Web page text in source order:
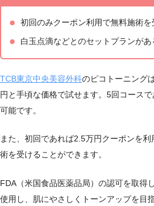
女性
心斎橋院
JR大阪メトロ御堂筋線
徒歩1分
歩6分
なんば院
南海なんば駅より
大阪メトロ御堂筋線 な
天王寺院
JR天王寺駅中央改札
大阪メトロ御堂筋線 天
近鉄大阪阿部野橋駅
OsakaMetro（大阪メト
初回のみクーポン利用で無料施術を
白玉点滴などとのセットプランがあ
TCB東京中央美容外科のピコトーニング
円と手頃な価格で試せます。5回コース
可能です。
また、初回であれば2.5万円クーポンを利
術を受けることができます。
FDA（米国食品医薬品局）の認可を取得
使用し、肌にやさしくトーンアップを目指